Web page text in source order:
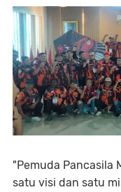
"Pemuda Pancasila
satu visi dan satu